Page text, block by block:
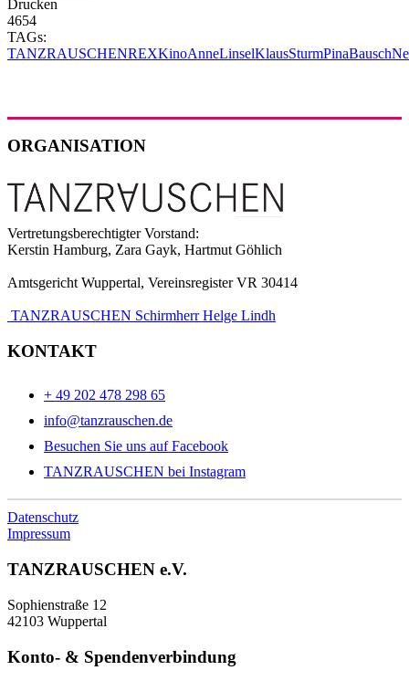
Drucken
4654
TAGs:
TANZRAUSCHENREXKinoAnneLinselKlausSturmPinaBausch
ORGANISATION
Vertretungsberechtigter Vorstand:
Kerstin Hamburg, Zara Gayk, Hartmut Göhlich
Amtsgericht Wuppertal, Vereinsregister VR 30414
TANZRAUSCHEN Schirmherr Helge Lindh
KONTAKT
+ 49 202 478 298 65
info@tanzrauschen.de
Besuchen Sie uns auf Facebook
TANZRAUSCHEN bei Instagram
Datenschutz
Impressum
TANZRAUSCHEN e.V.
Sophienstraße 12
42103 Wuppertal
Konto- & Spendenverbindung